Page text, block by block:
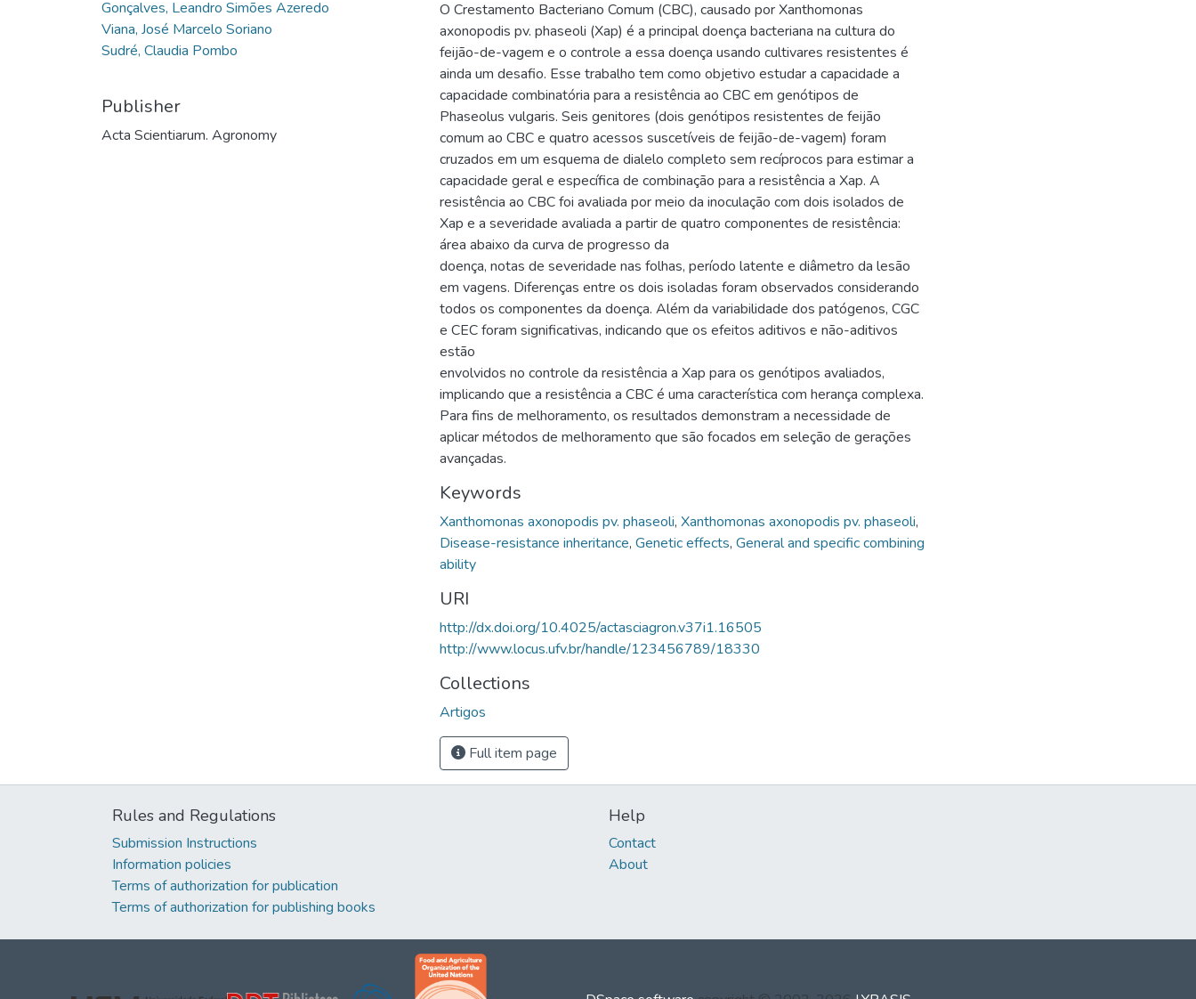
Gonçalves, Leandro Simões Azeredo
Viana, José Marcelo Soriano
Sudré, Claudia Pombo
Publisher
Acta Scientiarum. Agronomy
O Crestamento Bacteriano Comum (CBC), causado por Xanthomonas
axonopodis pv. phaseoli (Xap) é a principal doença bacteriana na cultura do
feijão-de-vagem e o controle a essa doença usando cultivares resistentes é
ainda um desafio. Esse trabalho tem como objetivo estudar a capacidade a
capacidade combinatória para a resistência ao CBC em genótipos de
Phaseolus vulgaris. Seis genitores (dois genótipos resistentes de feijão
comum ao CBC e quatro acessos suscetíveis de feijão-de-vagem) foram
cruzados em um esquema de dialelo completo sem recíprocos para estimar a
capacidade geral e específica de combinação para a resistência a Xap. A
resistência ao CBC foi avaliada por meio da inoculação com dois isolados de
Xap e a severidade avaliada a partir de quatro componentes de resistência:
área abaixo da curva de progresso da
doença, notas de severidade nas folhas, período latente e diâmetro da lesão
em vagens. Diferenças entre os dois isoladas foram observados considerando
todos os componentes da doença. Além da variabilidade dos patógenos, CGC
e CEC foram significativas, indicando que os efeitos aditivos e não-aditivos
estão
envolvidos no controle da resistência a Xap para os genótipos avaliados,
implicando que a resistência a CBC é uma característica com herança complexa.
Para fins de melhoramento, os resultados demonstram a necessidade de
aplicar métodos de melhoramento que são focados em seleção de gerações
avançadas.
Keywords
Xanthomonas axonopodis pv. phaseoli, Xanthomonas axonopodis pv. phaseoli,
Disease-resistance inheritance, Genetic effects, General and specific combining
ability
URI
http://dx.doi.org/10.4025/actasciagron.v37i1.16505
http://www.locus.ufv.br/handle/123456789/18330
Collections
Artigos
Full item page
Rules and Regulations
Submission Instructions
Information policies
Terms of authorization for publication
Terms of authorization for publishing books
Help
Contact
About